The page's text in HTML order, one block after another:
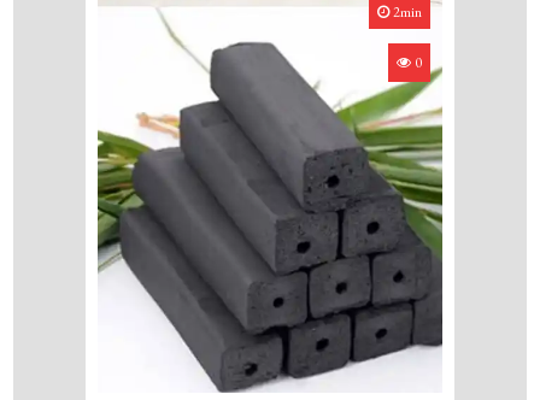
2min
0